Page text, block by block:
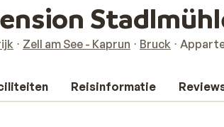
Zell am See - Kaprun Bruck
Reisinformatie